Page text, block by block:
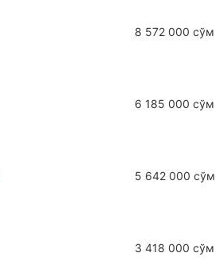
8 572 000 сўм
6 185 000 сўм
5 642 000 сўм
3 418 000 сўм